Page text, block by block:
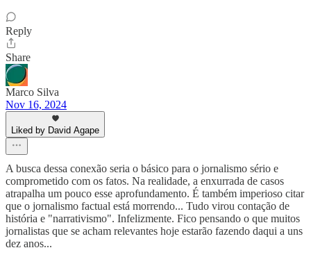
Reply
Share
Marco Silva
Nov 16, 2024
Liked by David Agape
A busca dessa conexão seria o básico para o jornalismo sério e
comprometido com os fatos. Na realidade, a enxurrada de casos
atrapalha um pouco esse aprofundamento. É também imperioso citar
que o jornalismo factual está morrendo... Tudo virou contação de
história e "narrativismo". Infelizmente. Fico pensando o que muitos
jornalistas que se acham relevantes hoje estarão fazendo daqui a uns
dez anos...